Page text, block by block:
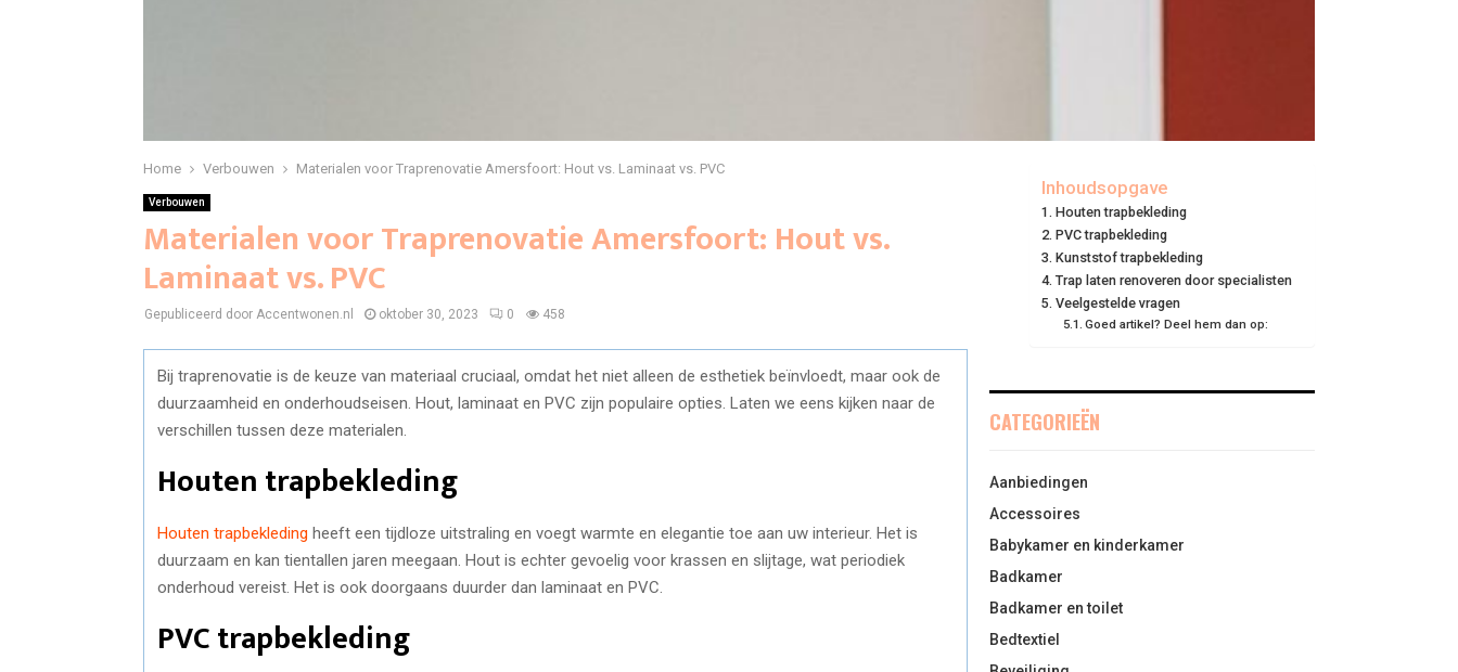
Home Verbouwen Materialen voor Traprenovatie Amersfoort: Hout vs. Laminaat vs. PVC
Verbouwen
Materialen voor Traprenovatie Amersfoort: Hout vs.
Laminaat vs. PVC
Gepubliceerd door Accentwonen.nl oktober 30, 2023 0 458
Bij traprenovatie is de keuze van materiaal cruciaal, omdat het niet alleen de esthetiek beïnvloedt, maar ook de
duurzaamheid en onderhoudseisen. Hout, laminaat en PVC zijn populaire opties. Laten we eens kijken naar de
verschillen tussen deze materialen.
Houten trapbekleding
Houten trapbekleding heeft een tijdloze uitstraling en voegt warmte en elegantie toe aan uw interieur. Het is
duurzaam en kan tientallen jaren meegaan. Hout is echter gevoelig voor krassen en slijtage, wat periodiek
onderhoud vereist. Het is ook doorgaans duurder dan laminaat en PVC.
PVC trapbekleding
Inhoudsopgave
Houten trapbekleding
PVC trapbekleding
Kunststof trapbekleding
Trap laten renoveren door specialisten
Veelgestelde vragen
Goed artikel? Deel hem dan op:
CATEGORIEËN
Aanbiedingen
Accessoires
Babykamer en kinderkamer
Badkamer
Badkamer en toilet
Bedtextiel